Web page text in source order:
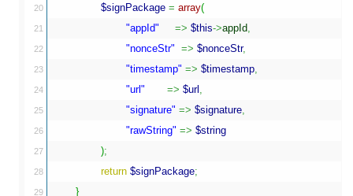
20
21
22
23
24
25
26
27
28
29
$signPackage = array(
"appId"
=> $this->appId
"nonceStr" => $nonceStr,
"timestamp" => $timestamp
"url"
=> $url
"signature" => $signature
"rawString" => $string
);
return $signPackage;
}